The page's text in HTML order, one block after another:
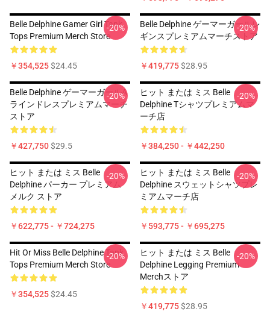
Belle Delphine Gamer Girl Tank
Tops Premium Merch Store
￥354,525$24.45
-20%
Belle Delphine ゲーマーガールレ
ギンスプレミアムマーチストア
￥419,775$28.95
-20%
Belle Delphine ゲーマーガールA
ラインドレスプレミアムマーチ
ストア
￥427,750$29.5
-20%
ヒット または ミス Belle
Delphine Tシャツプレミアムマ
ーチ店
￥384,250 - ￥442,250
-20%
ヒット または ミス Belle
Delphine パーカー プレミアム
メルク ストア
￥622,775 - ￥724,275
-20%
ヒット または ミス Belle
Delphine スウェットシャツプレ
ミアムマーチ店
￥593,775 - ￥695,275
-20%
Hit Or Miss Belle Delphine Tank
Tops Premium Merch Store
￥354,525$24.45
-20%
ヒット または ミス Belle
Delphine Legging Premium
Merchストア
￥419,775$28.95
-20%